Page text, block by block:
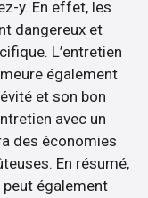
y. En effet, les
dangereux et
L’entretien
également
et son bon
avec un
des économies
En résumé,
peut également